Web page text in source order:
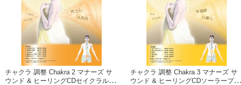
チャクラ 調整 Chakra 2 マナーズ サ
ウンド & ヒーリングCDセイクラル チ
チャクラ 調整 Chakra 3 マナーズ サ
ウンド & ヒーリングCDソーラープレ